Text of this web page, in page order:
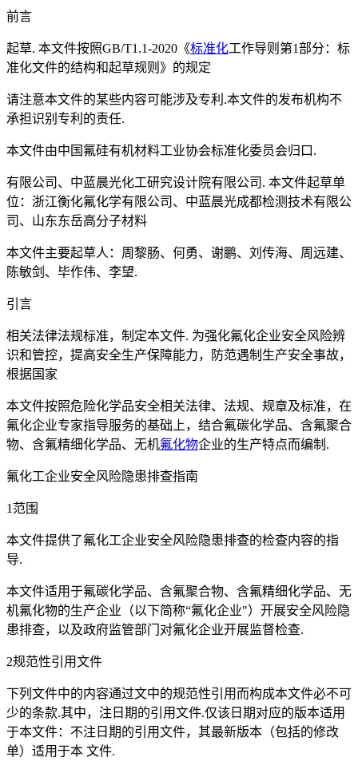
前言
起草. 本文件按照GB/T1.1-2020《标准化工作导则第1部分：标
准化文件的结构和起草规则》的规定
请注意本文件的某些内容可能涉及专利.本文件的发布机构不
承担识别专利的责任.
本文件由中国氟硅有机材料工业协会标准化委员会归口.
有限公司、中蓝晨光化工研究设计院有限公司. 本文件起草单
位：浙江衡化氟化学有限公司、中蓝晨光成都检测技术有限公
司、山东东岳高分子材料
本文件主要起草人：周黎肠、何勇、谢鹏、刘传海、周远建、
陈敏剑、毕作伟、李望.
引言
相关法律法规标准，制定本文件. 为强化氟化企业安全风险辨
识和管控，提高安全生产保障能力，防范遇制生产安全事故，
根据国家
本文件按照危险化学品安全相关法律、法规、规章及标准，在
氟化企业专家指导服务的基础上，结合氟碳化学品、含氟聚合
物、含氟精细化学品、无机氟化物企业的生产特点而编制.
氟化工企业安全风险隐患排查指南
1范围
本文件提供了氟化工企业安全风险隐患排查的检查内容的指
导.
本文件适用于氟碳化学品、含氟聚合物、含氟精细化学品、无
机氟化物的生产企业（以下简称“氟化企业"）开展安全风险隐
患排查，以及政府监管部门对氟化企业开展监督检查.
2规范性引用文件
下列文件中的内容通过文中的规范性引用而构成本文件必不可
少的条款.其中，注日期的引用文件.仅该日期对应的版本适用
于本文件：不注日期的引用文件，其最新版本（包括的修改
单）适用于本 文件.